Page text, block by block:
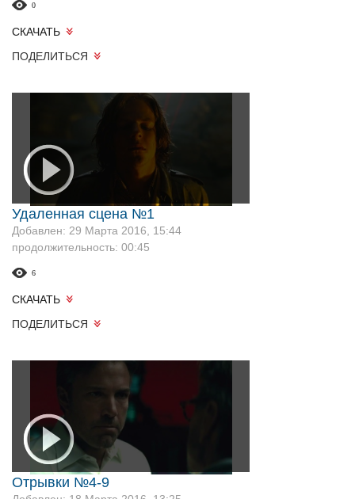
0
СКАЧАТЬ
ПОДЕЛИТЬСЯ
Удаленная сцена №1
Добавлен: 29 Марта 2016, 15:44
продолжительность: 00:45
6
СКАЧАТЬ
ПОДЕЛИТЬСЯ
Отрывки №4-9